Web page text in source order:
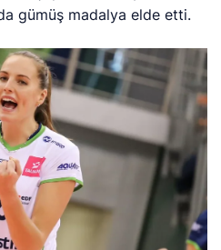
gümüş madalya elde etti.